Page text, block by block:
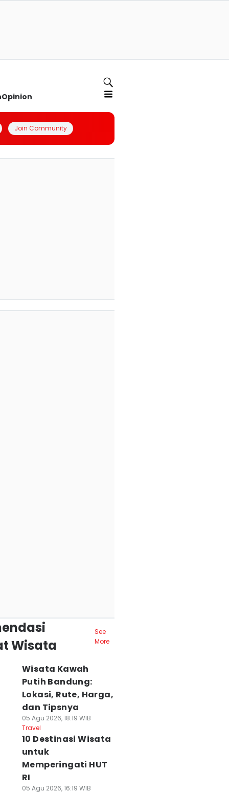
Opinion
Join Community
Wisata
See
More
Wisata Kawah
Putih Bandung:
Lokasi, Rute, Harga,
dan Tipsnya
05 Agu 2026, 18:19 WIB
Travel
10 Destinasi Wisata
untuk
Memperingati HUT
RI
05 Agu 2026, 16:19 WIB